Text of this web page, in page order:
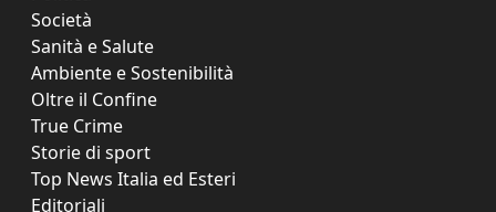
Società
Sanità e Salute
Ambiente e Sostenibilità
Oltre il Confine
True Crime
Storie di sport
Top News Italia ed Esteri
Editoriali